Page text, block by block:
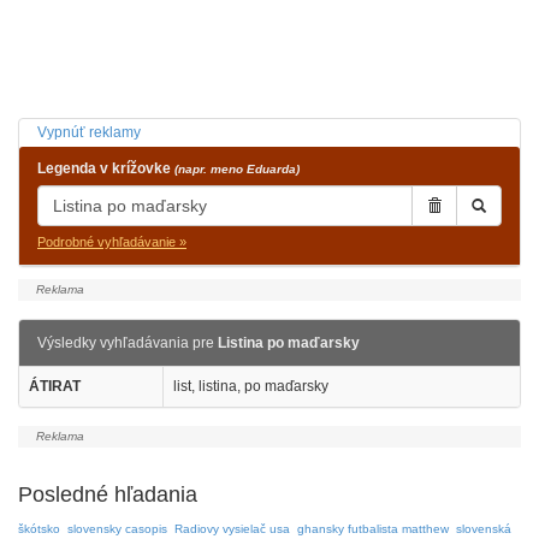
Vypnúť reklamy
Legenda v krížovke (napr. meno Eduarda)
Podrobné vyhľadávanie »
Výsledky vyhľadávania pre Listina po maďarsky
ÁTIRAT list, listina, po maďarsky
Posledné hľadania
škótsko slovensky casopis Radiovy vysielač usa ghansky futbalista matthew slovenská